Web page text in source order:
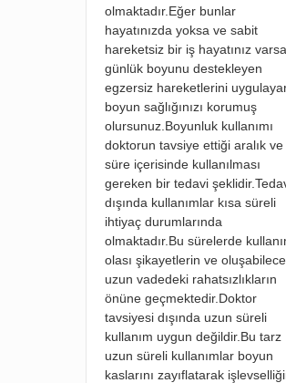
olmaktadır.Eğer bunlar
hayatınızda yoksa ve sabit
hareketsiz bir iş hayatınız varsa
günlük boyunu destekleyen
egzersiz hareketlerini
boyun sağlığınızı korumuş
olursunuz.Boyunluk kullanımı
doktorun tavsiye ettiği aralık ve
süre içerisinde kullanılması
gereken bir tedavi
dışında kullanımlar kısa süreli
ihtiyaç durumlarında
olmaktadır.Bu sürelerde
olası şikayetlerin ve
uzun vadedeki rahatsızlıkların
önüne geçmektedir.Doktor
tavsiyesi dışında uzun süreli
kullanım uygun değildir.Bu tarz
uzun süreli kullanımlar boyun
kaslarını zayıflatarak